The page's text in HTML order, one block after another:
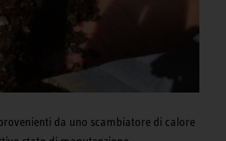
da uno scambiatore di calore